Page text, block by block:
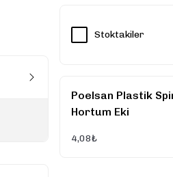
Stoktakiler
Poelsan Plastik
Hortum Eki
4,08₺